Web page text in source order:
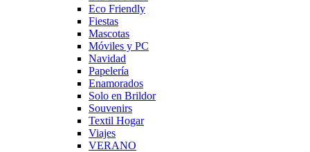
Eco Friendly
Fiestas
Mascotas
Móviles y PC
Navidad
Papelería
Enamorados
Solo en Brildor
Souvenirs
Textil Hogar
Viajes
VERANO